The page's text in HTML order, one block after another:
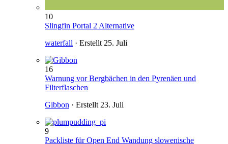
10
Slingfin Portal 2 Alternative
waterfall · Erstellt 25. Juli
16
Warnung vor Bergbächen in den Pyrenäen und
Filterflaschen
Gibbon · Erstellt 23. Juli
9
Packliste für Open End Wandung slowenische